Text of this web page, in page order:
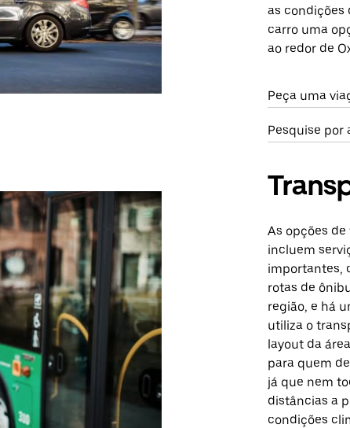
as condições
carro uma
ao redor de
Peça uma
Pesquise por
As opções
incluem
importantes,
rotas de
região, e há
utiliza o
layout da
para quem
já que nem
distâncias a
condições